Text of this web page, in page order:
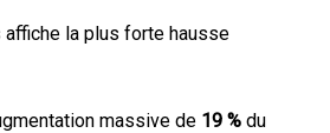
la plus forte hausse
massive de 19 % du